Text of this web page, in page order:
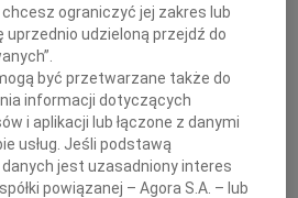
Wyrazy głębokiego współczucia
Rodzinie i Bliskim
składają
ograniczyć jej zakres lub
udzieloną przejdź do
być przetwarzane także do
informacji dotyczących
i aplikacji lub łączone z danymi
usług. Jeśli podstawą
jest uzasadniony interes
powiązanej – Agora S.A. – lub